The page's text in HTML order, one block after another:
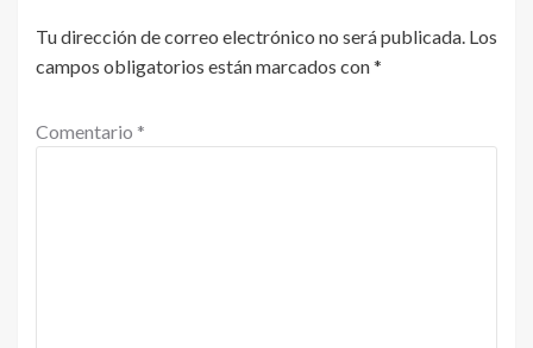
Tu dirección de correo electrónico no será publicada. Los
campos obligatorios están marcados con*
Comentario *